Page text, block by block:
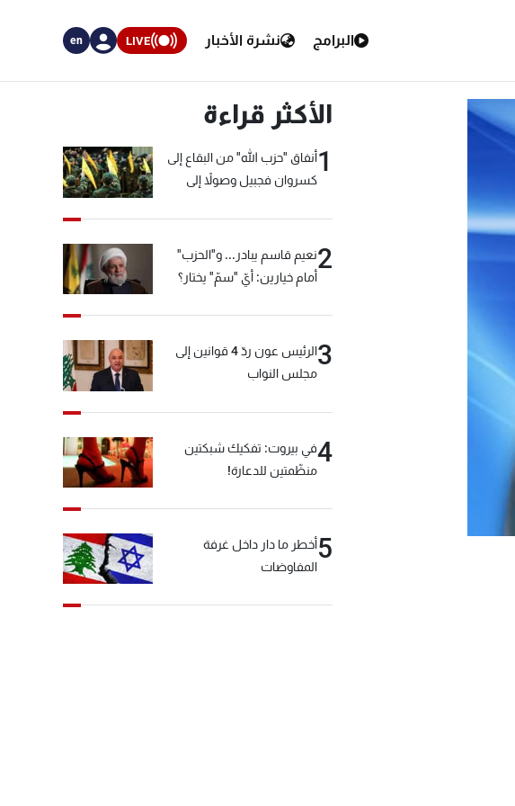
البرامج نشرة الأخبار LIVE
en
الأكثر قراءة
1أنفاق "حزب الله" من البقاع إلى
كسروان فجبيل وصولاً إلى
2نعيم قاسم يبادر... و"الحزب"
أمام خيارين: أيّ "سمّ" يختار؟
3
الرئيس عون ردّ 4 قوانين إلى
مجلس النواب
4في بيروت: تفكيك شبكتين
منظّمتين للدعارة!
5أخطر ما دار داخل غرفة
المفاوضات